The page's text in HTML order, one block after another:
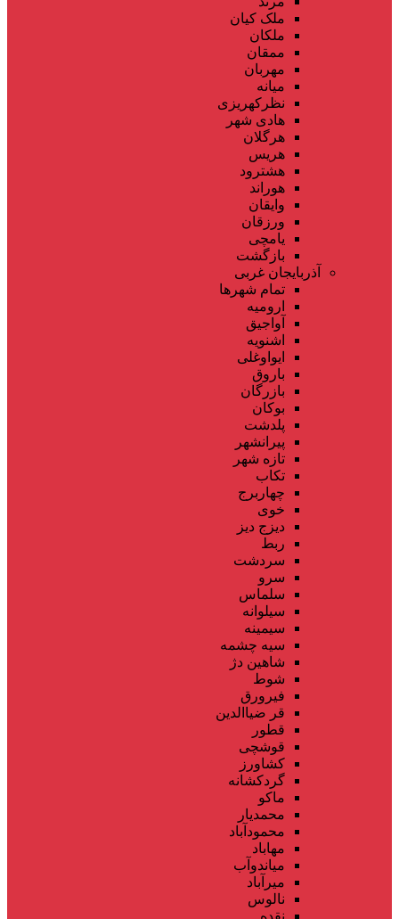
ملک کیان
ملکان
ممقان
مهربان
میانه
نظرکهریزی
هادی شهر
هرگلان
هریس
هشترود
هوراند
وایقان
ورزقان
یامچی
بازگشت
آذربایجان غربی
تمام شهر‌ها
ارومیه
آواجیق
اشنویه
ایواوغلی
باروق
بازرگان
بوکان
پلدشت
پیرانشهر
تازه شهر
تکاب
چهاربرج
خوی
دیزج دیز
ربط
سردشت
سرو
سلماس
سیلوانه
سیمینه
سیه چشمه
شاهین دژ
شوط
فیرورق
قر ضیاالدین
قطور
قوشچی
کشاورز
گردکشانه
ماکو
محمدیار
محمودآباد
مهاباد
میاندوآب
میرآباد
نالوس
نقده